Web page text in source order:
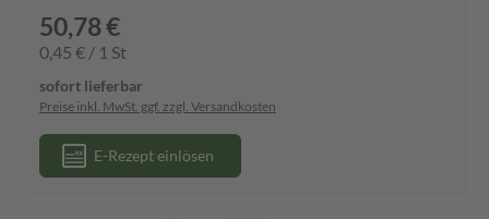
50,78 €
0,45 € / 1 St
sofort lieferbar
Preise inkl. MwSt. ggf. zzgl. Versandkosten
E-Rezept einlösen